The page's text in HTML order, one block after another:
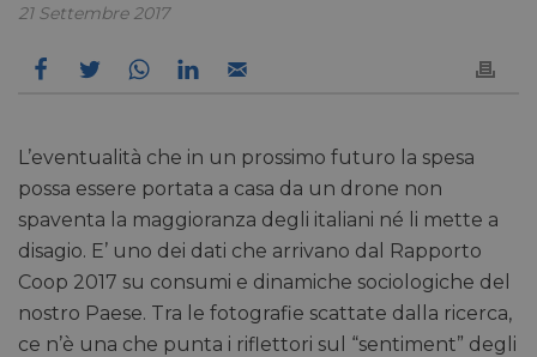
21 Settembre 2017
L’eventualità che in un prossimo futuro la spesa
possa essere portata a casa da un drone non
spaventa la maggioranza degli italiani né li mette a
disagio. E’ uno dei dati che arrivano dal Rapporto
Coop 2017 su consumi e dinamiche sociologiche del
nostro Paese. Tra le fotografie scattate dalla ricerca,
ce n’è una che punta i riflettori sul “sentiment” degli